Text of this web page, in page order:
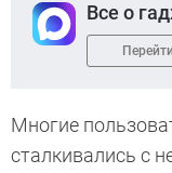
Все о
Перейти
Многие
сталкивались с